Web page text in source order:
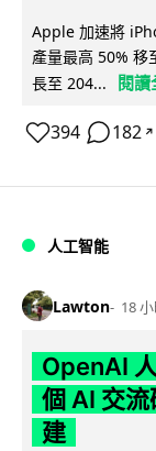
Apple 加速將
產量最高 50% 移
長至 204...
閱讀
394 182 ↗
人工智能
Lawton 18
OpenAI
個 AI 交
建